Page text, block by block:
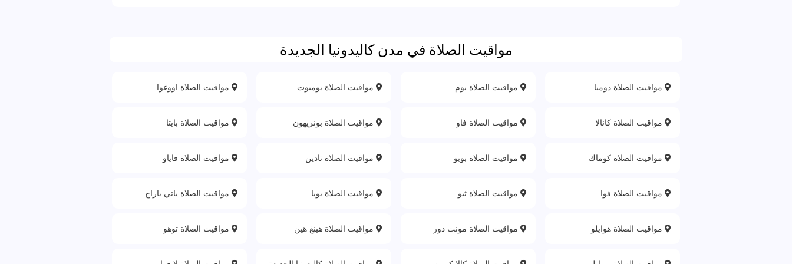
مواقيت الصلاة في مدن كاليدونيا الجديدة
مواقيت الصلاة دومبا مواقيت الصلاة بوم مواقيت الصلاة بومبوت مواقيت الصلاة اووغوا
مواقيت الصلاة كانالا مواقيت الصلاة فاو مواقيت الصلاة بونريهون مواقيت الصلاة بايتا
مواقيت الصلاة كوماك مواقيت الصلاة بوبو مواقيت الصلاة تادين مواقيت الصلاة فاياو
مواقيت الصلاة فوا مواقيت الصلاة ثيو مواقيت الصلاة بويا مواقيت الصلاة ياتي باراج
مواقيت الصلاة هوايلو مواقيت الصلاة مونت دور مواقيت الصلاة هينغ هين مواقيت الصلاة توهو